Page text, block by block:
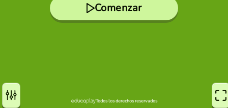
Comenzar
Todos los derechos reservados